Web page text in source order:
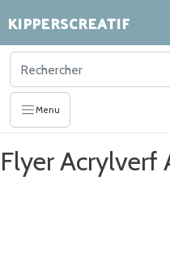
KIPPERSCREATIF
Menu
Flyer Acrylverf